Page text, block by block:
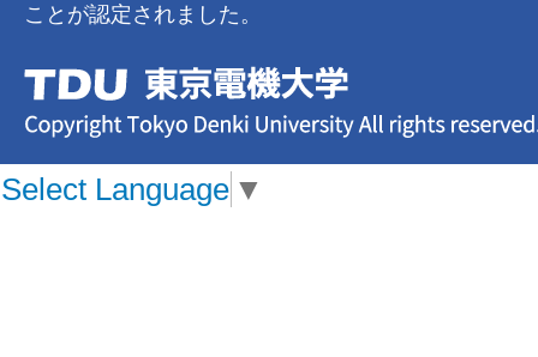
ことが認定されました。
Select Language ▼